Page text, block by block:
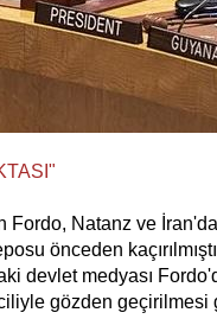
Natanz ve
önceden
devlet medyası
gözden geçirilmesi